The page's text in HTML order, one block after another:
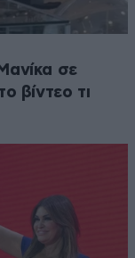
σε
βίντεο τι